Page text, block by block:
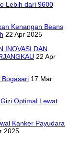
Lebih dari 9600
Kenangan Beans
22 Apr 2025
INOVASI DAN
22 Apr
Bogasari 17 Mar
Optimal Lewat
Kanker Payudara
2025